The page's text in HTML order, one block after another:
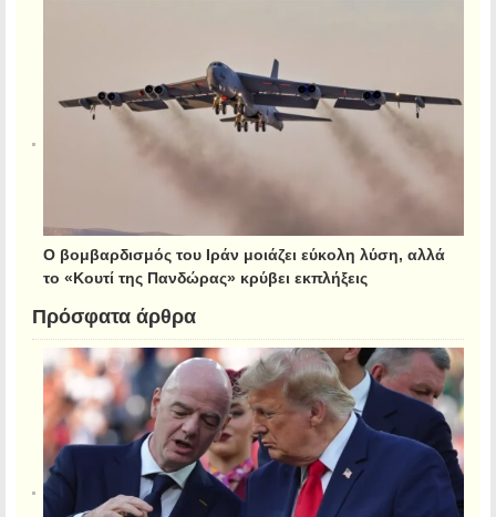
Ο βομβαρδισμός του Ιράν μοιάζει εύκολη λύση, αλλά
το «Κουτί της Πανδώρας» κρύβει εκπλήξεις
Πρόσφατα άρθρα